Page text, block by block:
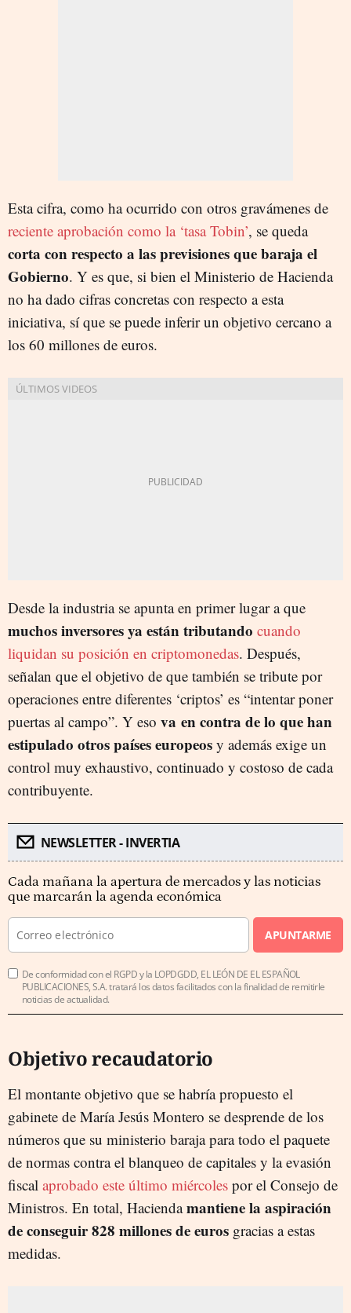
Esta cifra, como ha ocurrido con otros gravámenes de
reciente aprobación como la ‘tasa Tobin’, se queda
corta con respecto a las previsiones que baraja el
Gobierno. Y es que, si bien el Ministerio de Hacienda
no ha dado cifras concretas con respecto a esta
iniciativa, sí que se puede inferir un objetivo cercano a
los 60 millones de euros.
Desde la industria se apunta en primer lugar a que
muchos inversores ya están tributando cuando
liquidan su posición en criptomonedas. Después,
señalan que el objetivo de que también se tribute por
operaciones entre diferentes ‘criptos’ es “intentar poner
puertas al campo”. Y eso va en contra de lo que han
estipulado otros países europeos y además exige un
control muy exhaustivo, continuado y costoso de cada
contribuyente.
NEWSLETTER - INVERTIA
Cada mañana la apertura de mercados y las noticias
que marcarán la agenda económica
APUNTARME
De conformidad con el RGPD y la LOPDGDD, EL LEÓN DE EL ESPAÑOL
PUBLICACIONES, S.A. tratará los datos facilitados con la finalidad de remitirle
noticias de actualidad.
Objetivo recaudatorio
El montante objetivo que se habría propuesto el
gabinete de María Jesús Montero se desprende de los
números que su ministerio baraja para todo el paquete
de normas contra el blanqueo de capitales y la evasión
fiscal aprobado este último miércoles por el Consejo de
Ministros. En total, Haciendamantiene la aspiración
de conseguir 828 millones de euros gracias a estas
medidas.